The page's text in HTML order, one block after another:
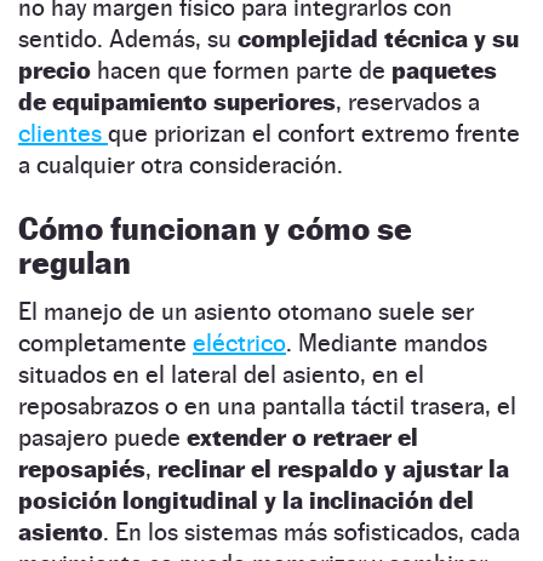
no hay margen físico para integrarlos con
sentido. Además, su complejidad técnica y su
precio hacen que formen parte de paquetes
de equipamiento superiores, reservados a
clientes que priorizan el confort extremo frente
a cualquier otra consideración.
Cómo funcionan y cómo se
regulan
El manejo de un asiento otomano suele ser
completamente eléctrico. Mediante mandos
situados en el lateral del asiento, en el
reposabrazos o en una pantalla táctil trasera, el
pasajero puede extender o retraer el
reposapiés, reclinar el respaldo y ajustar la
posición longitudinal y la inclinación del
asiento. En los sistemas más sofisticados, cada